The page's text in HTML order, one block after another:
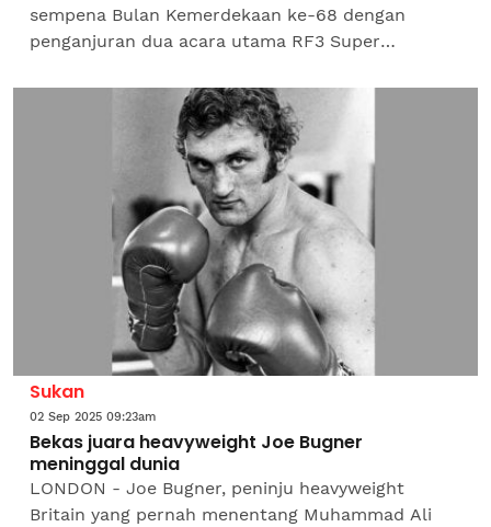
sempena Bulan Kemerdekaan ke-68 dengan
penganjuran dua acara utama RF3 Super
Mysinar Championship Muaythai Kuda Merah...
Sukan
02 Sep 2025 09:23am
Bekas juara heavyweight Joe Bugner
meninggal dunia
LONDON - Joe Bugner, peninju heavyweight
Britain yang pernah menentang Muhammad Ali